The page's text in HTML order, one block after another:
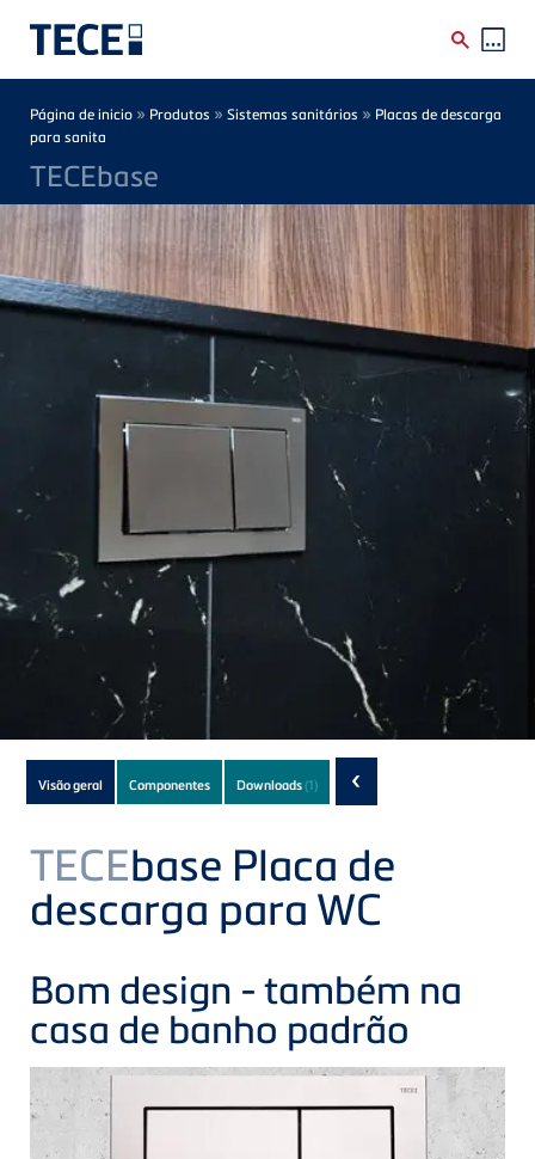
Breadcrumb
Página de inicio » Produtos » Sistemas sanitários » Placas de descarga
para sanita
TECEbase
Subnavigation
of
current
Product
Visão geral Componentes Downloads(1) ‹
TECEbase Placa de
descarga para WC
Bom design - também na
casa de banho padrão